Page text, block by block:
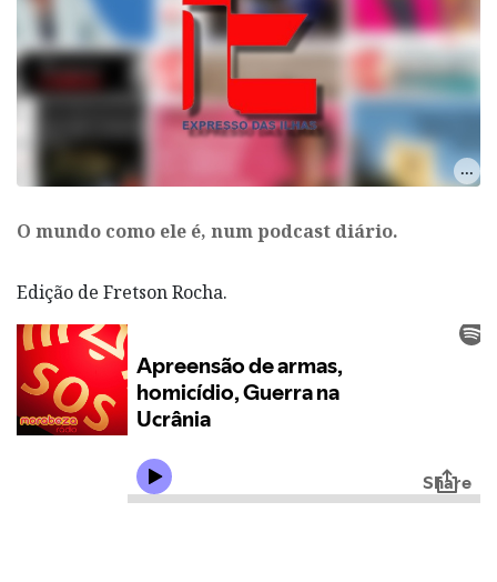
O mundo como ele é, num podcast diário.
Edição de Fretson Rocha.